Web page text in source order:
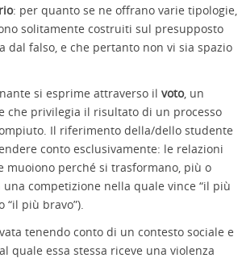
: per quanto se ne offrano varie tipologie,
solitamente costruiti sul presupposto
dal falso, e che pertanto non vi sia spazio
si esprime attraverso il voto, un
che privilegia il risultato di un processo
Il riferimento della/dello studente
conto esclusivamente: le relazioni
muoiono perché si trasformano, più o
competizione nella quale vince “il più
più bravo”).
tenendo conto di un contesto sociale e
quale essa stessa riceve una violenza